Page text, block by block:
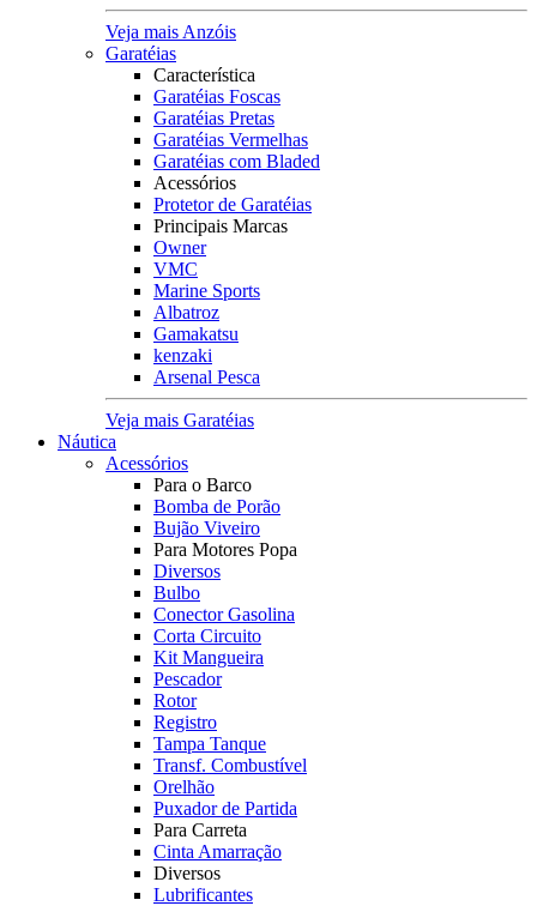
Veja mais Anzóis
Garatéias
Característica
Garatéias Foscas
Garatéias Pretas
Garatéias Vermelhas
Garatéias com Bladed
Acessórios
Protetor de Garatéias
Principais Marcas
Owner
VMC
Marine Sports
Albatroz
Gamakatsu
kenzaki
Arsenal Pesca
Veja mais Garatéias
Náutica
Acessórios
Para o Barco
Bomba de Porão
Bujão Viveiro
Para Motores Popa
Diversos
Bulbo
Conector Gasolina
Corta Circuito
Kit Mangueira
Pescador
Rotor
Registro
Tampa Tanque
Transf. Combustível
Orelhão
Puxador de Partida
Para Carreta
Cinta Amarração
Diversos
Lubrificantes